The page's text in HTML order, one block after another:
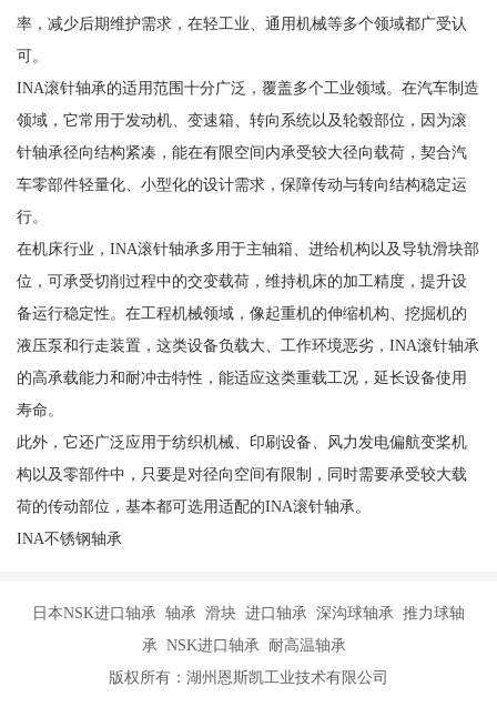
率，减少后期维护需求，在轻工业、通用机械等多个领域都广受认
可。
INA滚针轴承的适用范围十分广泛，覆盖多个工业领域。在汽车制造
领域，它常用于发动机、变速箱、转向系统以及轮毂部位，因为滚
针轴承径向结构紧凑，能在有限空间内承受较大径向载荷，契合汽
车零部件轻量化、小型化的设计需求，保障传动与转向结构稳定运
行。
在机床行业，INA滚针轴承多用于主轴箱、进给机构以及导轨滑块部
位，可承受切削过程中的交变载荷，维持机床的加工精度，提升设
备运行稳定性。在工程机械领域，像起重机的伸缩机构、挖掘机的
液压泵和行走装置，这类设备负载大、工作环境恶劣，INA滚针轴承
的高承载能力和耐冲击特性，能适应这类重载工况，延长设备使用
寿命。
此外，它还广泛应用于纺织机械、印刷设备、风力发电偏航变桨机
构以及零部件中，只要是对径向空间有限制，同时需要承受较大载
荷的传动部位，基本都可选用适配的INA滚针轴承。
INA不锈钢轴承
日本NSK进口轴承 轴承 滑块 进口轴承 深沟球轴承 推力球轴
承 NSK进口轴承 耐高温轴承
版权所有：湖州恩斯凯工业技术有限公司